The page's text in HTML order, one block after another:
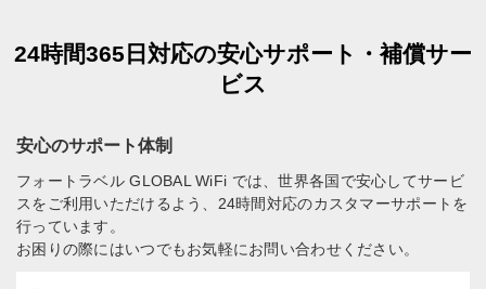
24時間365日対応の安心サポート・補償サー
ビス
安心のサポート体制
フォートラベル GLOBAL WiFi では、世界各国で安心してサービ
スをご利用いただけるよう、24時間対応のカスタマーサポートを
行っています。
お困りの際にはいつでもお気軽にお問い合わせください。